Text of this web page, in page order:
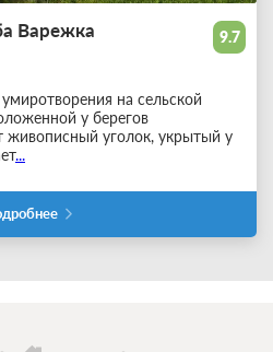
9.7
Варежка
на сельской
у берегов
живописный уголок, укрытый у
...